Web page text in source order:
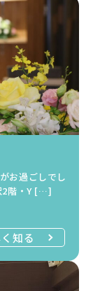
お過ごしでし
2階・Y […]
知る